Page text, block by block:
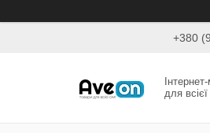
+380
для